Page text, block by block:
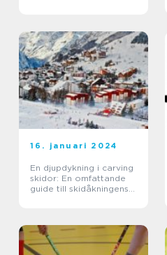
16. januari 2024
En djupdykning i carving
skidor: En omfattande
guide till skidåkningens